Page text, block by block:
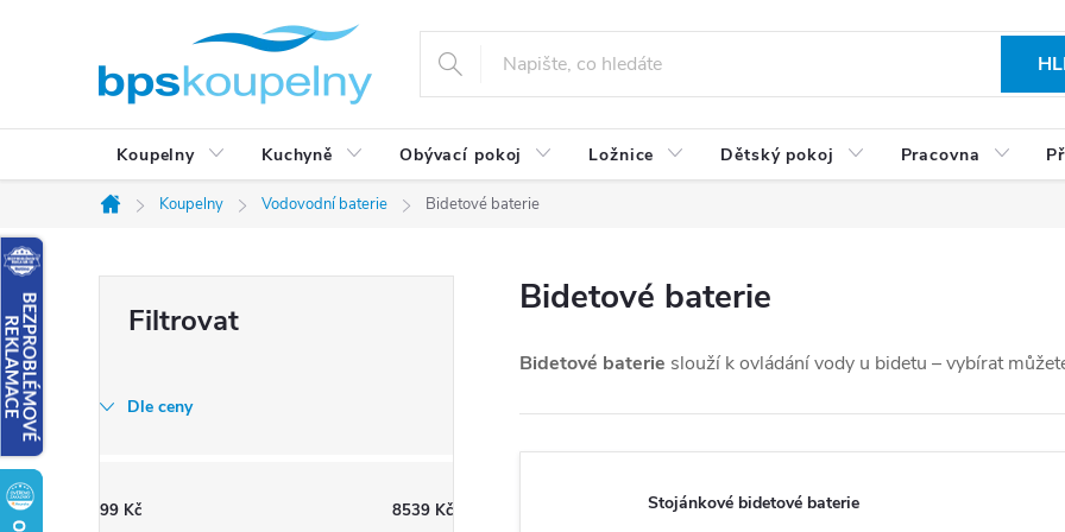
Koupelny Kuchyně Obývací pokoj Ložnice Dětský pokoj Pracovna
Domů
Koupelny Vodovodní baterie Bidetové baterie
t
n
Dle ceny
99 Kč 8539 Kč
Bidetové baterie
Bidetové baterie slouží k ovládání vody u bidetu – vybírat
Stojánkové bidetové baterie